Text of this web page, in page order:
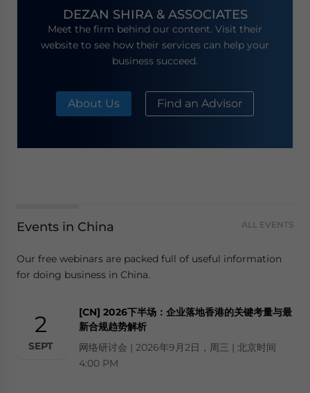
DEZAN SHIRA & ASSOCIATES
Meet the firm behind our content. Visit their
website to see how their services can help your
business succeed.
About Us Find an Advisor
Events in China ALL EVENTS
Our free webinars are packed full of useful information
for doing business in China.
2
SEPT
[CN] 2026下半场：企业落地香港的关键考量与最
新合规趋势解析
网络研讨会 | 2026年9月2日，周三 | 北京时间
4:00 PM